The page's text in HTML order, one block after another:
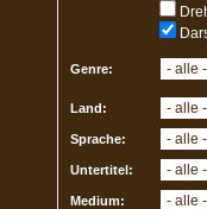
Genre:
Land:
Sprache:
Untertitel:
Medium: